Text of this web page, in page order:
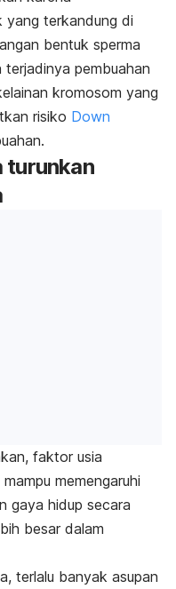
yang terkandung di
bentuk sperma
pembuahan
kromosom yang
risiko Down
turunkan
faktor usia
memengaruhi
gaya hidup secara
besar dalam
terlalu banyak asupan